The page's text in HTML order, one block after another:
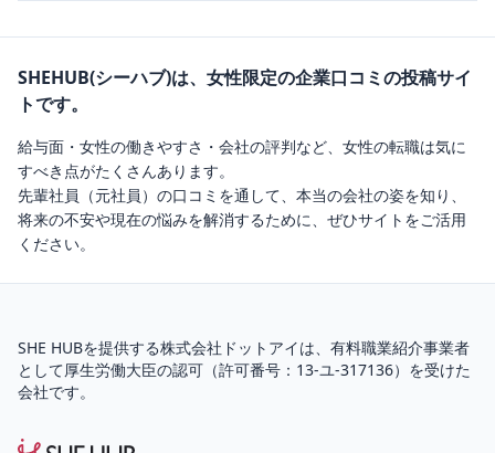
SHEHUB(シーハブ)は、女性限定の企業口コミの投稿サイ
トです。
給与面・女性の働きやすさ・会社の評判など、女性の転職は気に
すべき点がたくさんあります。
先輩社員（元社員）の口コミを通して、本当の会社の姿を知り、
将来の不安や現在の悩みを解消するために、ぜひサイトをご活用
ください。
SHE HUBを提供する株式会社ドットアイは、 有料職業紹介事業者
として厚生労働大臣の認可（許可番号：13-ユ-317136）を受けた
会社です。